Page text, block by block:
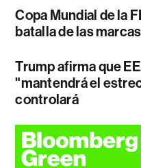
Copa Mundial de la
batalla de las marcas
Trump afirma que
"mantendrá el
controlará